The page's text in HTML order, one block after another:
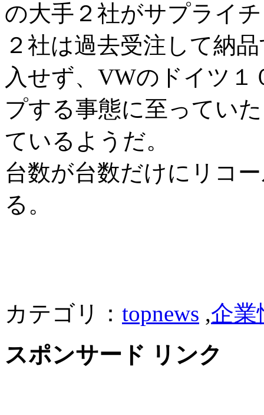
の大手２社がサプライ
２社は過去受注して納
入せず、VWのドイツ
プする事態に至ってい
ているようだ。
台数が台数だけにリコ
る。
カテゴリ： topnews ,企業
スポンサード リンク